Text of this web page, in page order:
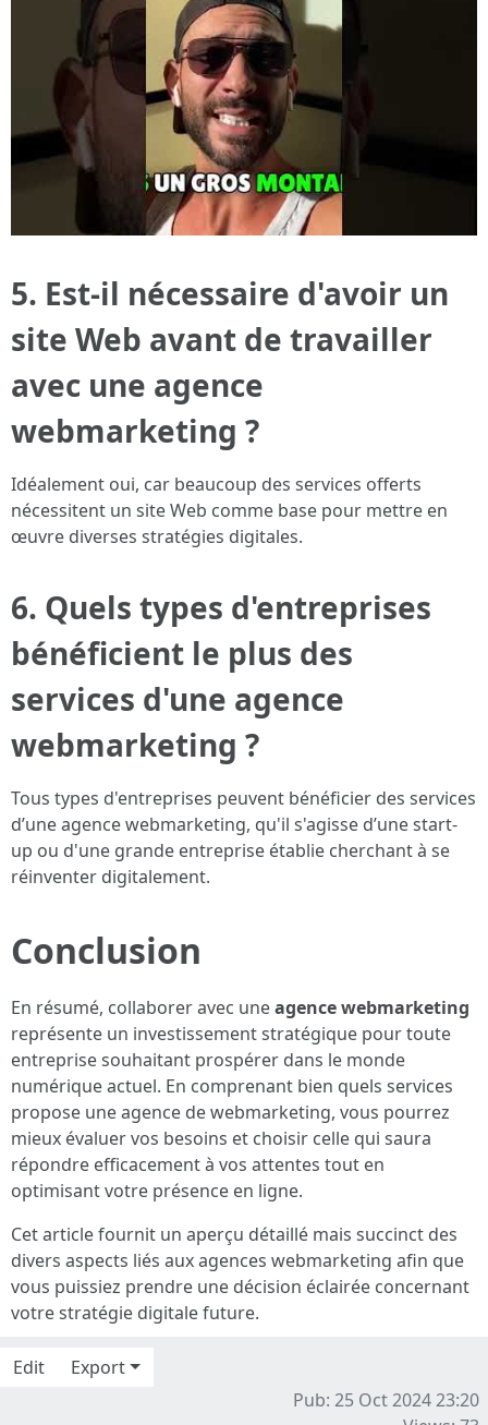
5. Est-il nécessaire d'avoir un
site Web avant de travailler
avec une agence
webmarketing ?
Idéalement oui, car beaucoup des services offerts
nécessitent un site Web comme base pour mettre en
œuvre diverses stratégies digitales.
6. Quels types d'entreprises
bénéficient le plus des
services d'une agence
webmarketing ?
Tous types d'entreprises peuvent bénéficier des services
d’une agence webmarketing, qu'il s'agisse d’une start-
up ou d'une grande entreprise établie cherchant à se
réinventer digitalement.
Conclusion
En résumé, collaborer avec uneagence webmarketing
représente un investissement stratégique pour toute
entreprise souhaitant prospérer dans le monde
numérique actuel. En comprenant bien quels services
propose une agence de webmarketing, vous pourrez
mieux évaluer vos besoins et choisir celle qui saura
répondre efficacement à vos attentes tout en
optimisant votre présence en ligne.
Cet article fournit un aperçu détaillé mais succinct des
divers aspects liés aux agences webmarketing afin que
vous puissiez prendre une décision éclairée concernant
votre stratégie digitale future.
Edit
Export
Pub: 25 Oct 2024 23:20